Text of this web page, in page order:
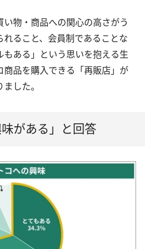
物・商品への関心の高さがう
ること、会員制であることな
ある」という思いを抱える生
品を購入できる「再販店」が
した。
がある」と回答